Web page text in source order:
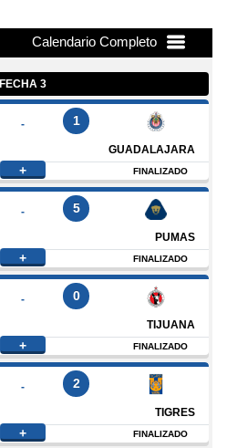
FECHA 3
- 1
GUADALAJARA
+ FINALIZADO
- 5
PUMAS
+ FINALIZADO
- 0
TIJUANA
+ FINALIZADO
- 2
TIGRES
+ FINALIZADO